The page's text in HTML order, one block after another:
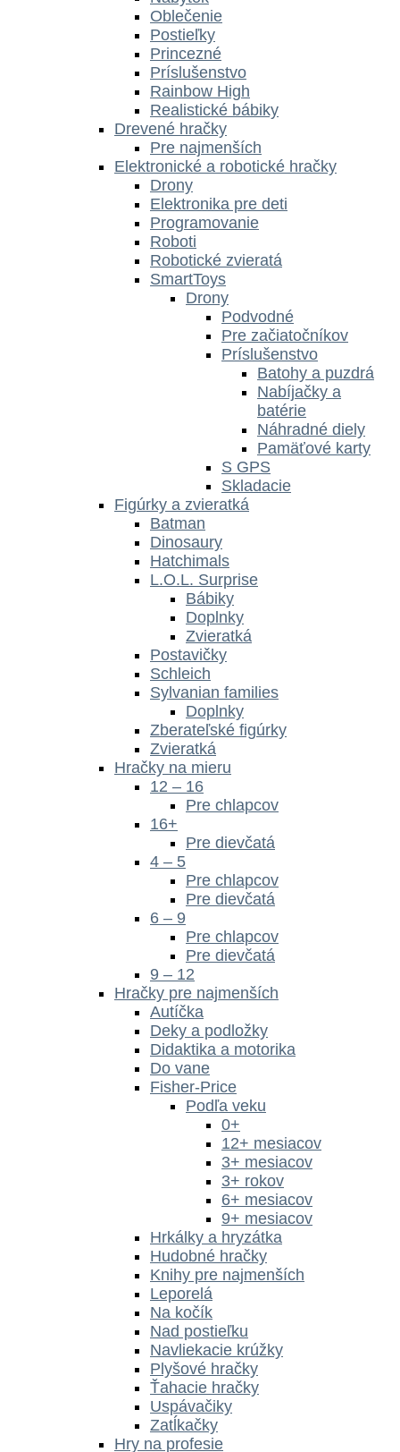
Oblečenie
Postieľky
Princezné
Príslušenstvo
Rainbow High
Realistické bábiky
Drevené hračky
Pre najmenších
Elektronické a robotické hračky
Drony
Elektronika pre deti
Programovanie
Roboti
Robotické zvieratá
SmartToys
Drony
Podvodné
Pre začiatočníkov
Príslušenstvo
Batohy a puzdrá
Nabíjačky a
batérie
Náhradné diely
Pamäťové karty
S GPS
Skladacie
Figúrky a zvieratká
Batman
Dinosaury
Hatchimals
L.O.L. Surprise
Bábiky
Doplnky
Zvieratká
Postavičky
Schleich
Sylvanian families
Doplnky
Zberateľské figúrky
Zvieratká
Hračky na mieru
12 – 16
Pre chlapcov
16+
Pre dievčatá
4 – 5
Pre chlapcov
Pre dievčatá
6 – 9
Pre chlapcov
Pre dievčatá
9 – 12
Hračky pre najmenších
Autíčka
Deky a podložky
Didaktika a motorika
Do vane
Fisher-Price
Podľa veku
0+
12+ mesiacov
3+ mesiacov
3+ rokov
6+ mesiacov
9+ mesiacov
Hrkálky a hryzátka
Hudobné hračky
Knihy pre najmenších
Leporelá
Na kočík
Nad postieľku
Navliekacie krúžky
Plyšové hračky
Ťahacie hračky
Uspávačiky
Zatĺkačky
Hry na profesie